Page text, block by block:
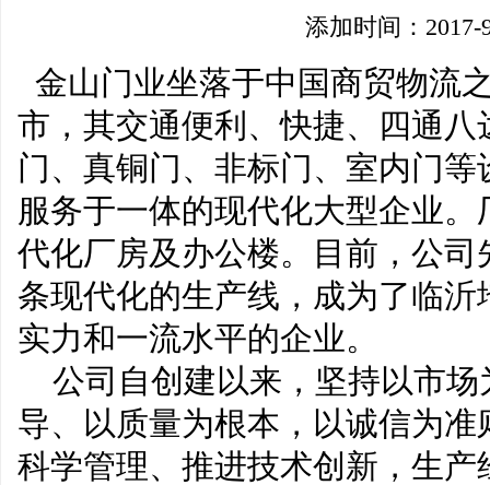
添加时间：2017-
金山门业坐落于中国商贸物
市，其交通便利、快捷、四通八
门、真铜门、非标门、室内门
服务于一体的现代化大型企业
代化厂房及办公楼。目前，公
条现代化的生产线，成为了临
实力和一流水平的企业。
公司自创建以来，坚持以市场
导、以质量为根本，以诚信为
科学管理、推进技术创新，生